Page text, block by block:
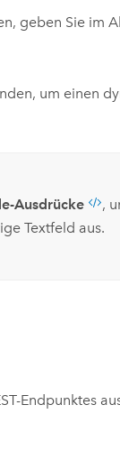
geben Sie im
um einen
Ausdrücke
,
Textfeld aus.
Endpunktes